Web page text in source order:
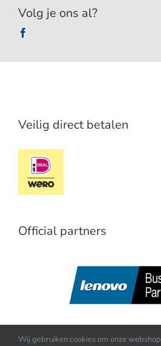
Volg je ons al?
Veilig direct betalen
Official partners
Wij gebruiken cookies om onze webshop